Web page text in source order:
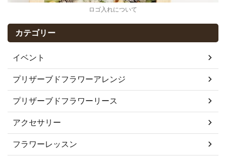
ロゴ入れについて
カテゴリー
イベント
プリザーブドフラワーアレンジ
プリザーブドフラワーリース
アクセサリー
フラワーレッスン